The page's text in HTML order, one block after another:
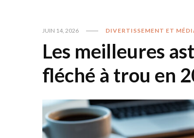
JUIN 14, 2026 DIVERTISSEMENT ET
Les meilleures
fléché à trou en